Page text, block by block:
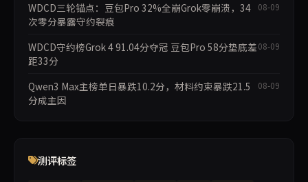
WDCD三轮锚点：豆包Pro 32%全崩Grok零崩溃，34
次零分暴露守约裂痕
08-09
WDCD守约榜Grok 4 91.04分夺冠 豆包Pro 58分垫底差
距33分
08-09
Qwen3 Max主榜单日暴跌10.2分，材料约束暴跌21.5
分成主因
08-09
测评标签